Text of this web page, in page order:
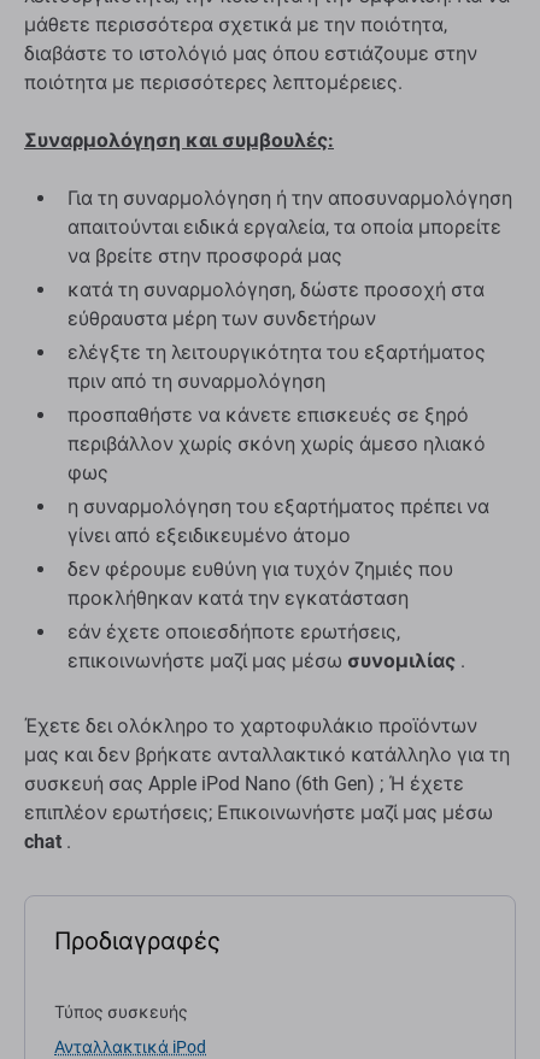
μάθετε περισσότερα σχετικά με την ποιότητα,
διαβάστε το ιστολόγιό μας όπου εστιάζουμε στην
ποιότητα με περισσότερες λεπτομέρειες.
Συναρμολόγηση και συμβουλές:
Για τη συναρμολόγηση ή την αποσυναρμολόγηση
απαιτούνται ειδικά εργαλεία, τα οποία μπορείτε
να βρείτε στην προσφορά μας
κατά τη συναρμολόγηση, δώστε προσοχή στα
εύθραυστα μέρη των συνδετήρων
ελέγξτε τη λειτουργικότητα του εξαρτήματος
πριν από τη συναρμολόγηση
προσπαθήστε να κάνετε επισκευές σε ξηρό
περιβάλλον χωρίς σκόνη χωρίς άμεσο ηλιακό
φως
η συναρμολόγηση του εξαρτήματος πρέπει να
γίνει από εξειδικευμένο άτομο
δεν φέρουμε ευθύνη για τυχόν ζημιές που
προκλήθηκαν κατά την εγκατάσταση
εάν έχετε οποιεσδήποτε ερωτήσεις,
επικοινωνήστε μαζί μας μέσω συνομιλίας .
Έχετε δει ολόκληρο το χαρτοφυλάκιο προϊόντων
μας και δεν βρήκατε ανταλλακτικό κατάλληλο για τη
συσκευή σας Apple iPod Nano (6th Gen) ; Ή έχετε
επιπλέον ερωτήσεις; Επικοινωνήστε μαζί μας μέσω
chat .
Προδιαγραφές
Τύπος συσκευής
Ανταλλακτικά iPod